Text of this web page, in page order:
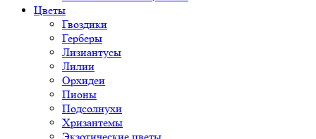
Цветы
Гвоздики
Герберы
Лизиантусы
Лилии
Орхидеи
Пионы
Подсолнухи
Хризантемы